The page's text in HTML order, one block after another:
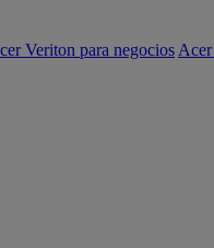
Veriton para negocios